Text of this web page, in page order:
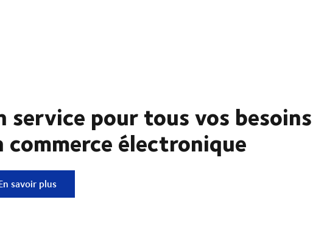
service pour tous vos besoins
commerce électronique
service pour tous vos besoins en commerce électronique
savoir plus